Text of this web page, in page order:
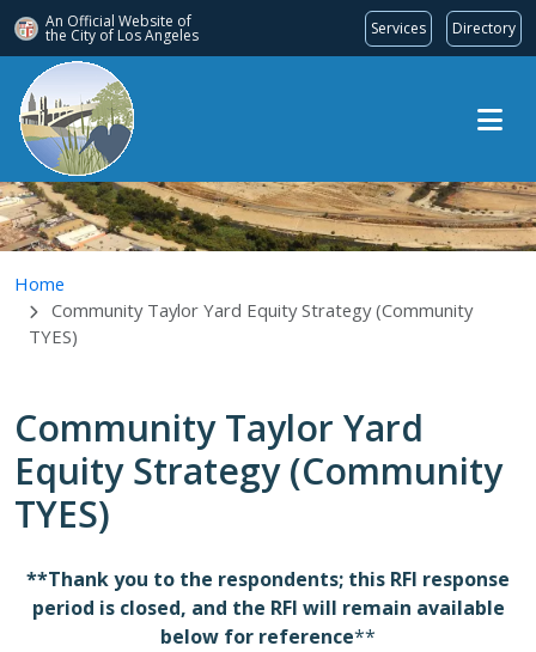
An Official Website of
the City of Los Angeles Services Directory
Skip to main content
Home
Community Taylor Yard Equity Strategy (Community
TYES)
Community Taylor Yard
Equity Strategy (Community
TYES)
**Thank you to the respondents; this RFI response
period is closed, and the RFI will remain available
below for reference**